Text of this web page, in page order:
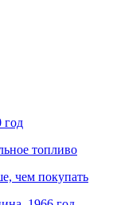
год
топливо
чем покупать